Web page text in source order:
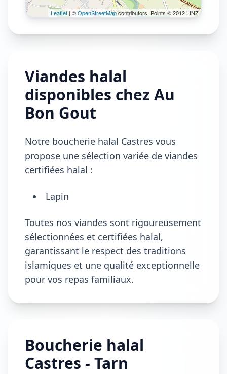
Leaflet | ©OpenStreetMapcontributors, Points © 2012 LINZ
Viandes halal
disponibles chez Au
Bon Gout
Notre boucherie halal Castres vous
propose une sélection variée de viandes
certifiées halal :
Lapin
Toutes nos viandes sont rigoureusement
sélectionnées et certifiées halal,
garantissant le respect des traditions
islamiques et une qualité exceptionnelle
pour vos repas familiaux.
Boucherie halal
Castres - Tarn